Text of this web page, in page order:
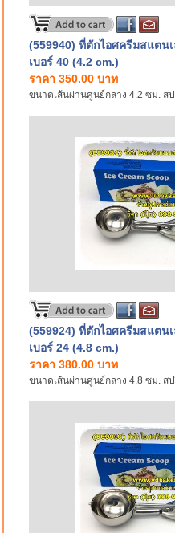
(559940) ที่ตักไอศครีมสแตน
เบอร์ 40 (4.2 cm.)
ราคา 350.00 บาท
ขนาดเส้นผ่านศูนย์กลาง 4.2 ซม. ส
(559924) ที่ตักไอศครีมสแตน
เบอร์ 24 (4.8 cm.)
ราคา 380.00 บาท
ขนาดเส้นผ่านศูนย์กลาง 4.8 ซม. ส